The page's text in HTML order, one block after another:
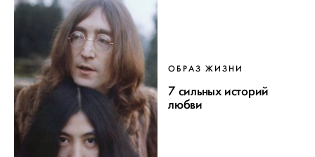
ОБРАЗ ЖИЗНИ
7 сильных историй
любви